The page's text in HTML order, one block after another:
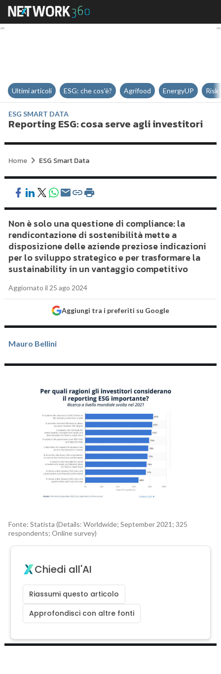
Reporting ESG: cosa serve agli
Ultimi articoli ESG: che cos'è? Agrifood EnergyUP Risk
ESG SMART DATA
Reporting ESG: cosa serve agli investitori
Home ESG Smart Data
Non è solo una questione di compliance: la
rendicontazione di sostenibilità mette a
disposizione delle aziende preziose indicazioni
per lo sviluppo strategico e per trasformare la
sustainability in un vantaggio competitivo
Aggiornato il 25 ago 2024
Aggiungi tra i preferiti su Google
Mauro Bellini
Fonte: Statista (Details: Worldwide; September 2021; 325
respondents; Online survey)
Chiedi all'AI
Riassumi questo articolo
Approfondisci con altre fonti